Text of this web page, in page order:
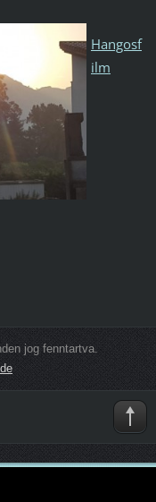
Hangosf
ilm
jog fenntartva.